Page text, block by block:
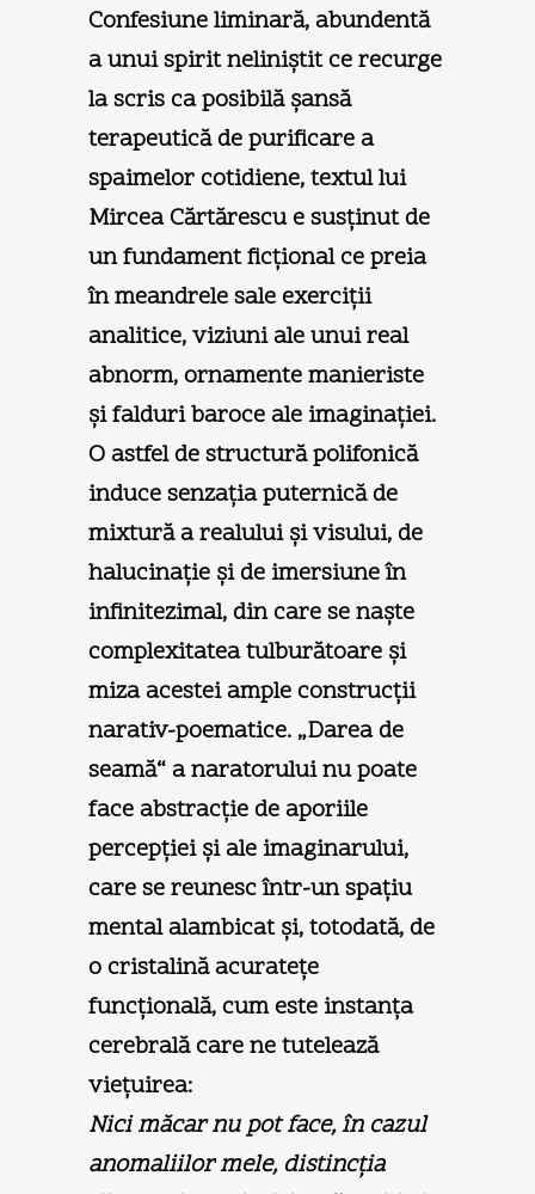
Confesiune liminară, abundentă
a unui spirit neliniştit ce recurge
la scris ca posibilă şansă
terapeutică de purificare a
spaimelor cotidiene, textul lui
Mircea Cărtărescu e susţinut de
un fundament ficţional ce preia
în meandrele sale exerciţii
analitice, viziuni ale unui real
abnorm, ornamente manieriste
şi falduri baroce ale imaginaţiei.
O astfel de structură polifonică
induce senzaţia puternică de
mixtură a realului şi visului, de
halucinaţie şi de imersiune în
infinitezimal, din care se naşte
complexitatea tulburătoare şi
miza acestei ample construcţii
narativ-poematice. „Darea de
seamă“ a naratorului nu poate
face abstracţie de aporiile
percepţiei şi ale imaginarului,
care se reunesc într-un spaţiu
mental alambicat şi, totodată, de
o cristalină acurateţe
funcţională, cum este instanţa
cerebrală care ne tutelează
vieţuirea:
Nici măcar nu pot face, în cazul
anomaliilor mele, distincţia